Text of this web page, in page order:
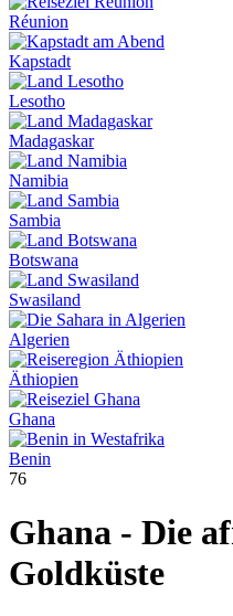
Réunion
Kapstadt
Lesotho
Madagaskar
Namibia
Sambia
Botswana
Swasiland
Algerien
Äthiopien
Ghana
Benin
76
Ghana - Die
Goldküste